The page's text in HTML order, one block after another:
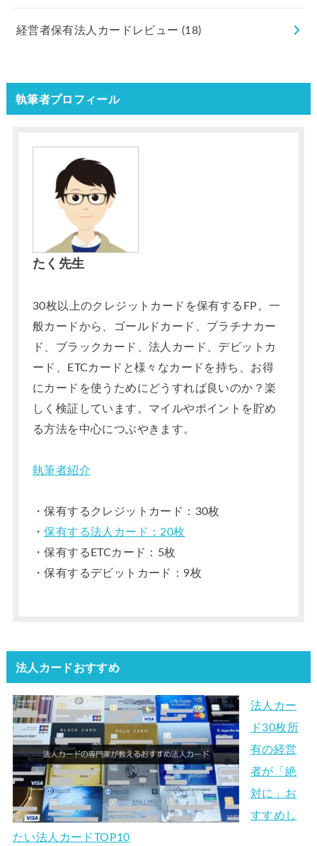
経営者保有法人カードレビュー(18)
執筆者プロフィール
たく先生
30枚以上のクレジットカードを保有するFP。一
般カードから、ゴールドカード、プラチナカー
ド、ブラックカード、法人カード、デビットカ
ード、ETCカードと様々なカードを持ち、お得
にカードを使うためにどうすれば良いのか？楽
しく検証しています。マイルやポイントを貯め
る方法を中心につぶやきます。
執筆者紹介
・保有するクレジットカード：30枚
・保有する法人カード：20枚
・保有するETCカード：5枚
・保有するデビットカード：9枚
法人カードおすすめ
法人カー
ド30枚所
有の経営
者が「絶
対に」お
すすめし
たい法人カードTOP10